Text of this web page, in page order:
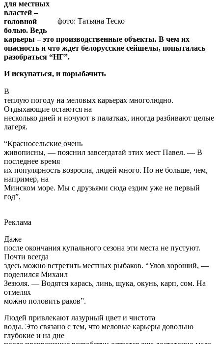
И искупаться, и порыбачить
В
теплую погоду на меловых карьерах многолюдно.
Отдыхающие остаются на
несколько дней и ночуют в палатках, иногда разбивают целые
живописны, — пояснил завсегдатай этих мест Павел. — В
последнее время
их популярность возросла, людей много. Но не больше, чем,
например, на
Минском море. Мы с друзьями сюда ездим уже не первый
Реклама
Даже
после окончания купального сезона эти места не пустуют.
Почти всегда
здесь можно встретить местных рыбаков. “Улов хороший, —
Зезюля. — Водятся карась, линь, щука, окунь, карп, сом. На
можно половить раков”.
Людей привлекают лазурный цвет и чистота
воды. Это связано с тем, что меловые карьеры довольно
глубокие и на дне
после прекращения разработки остается еще достаточно мела.
Со временем
карьеры заполняются грунтовыми водами. Так и появляются
которые называют голубыми.
Нечистое место